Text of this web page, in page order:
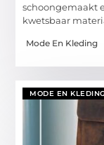
schoongemaakt
kwetsbaar
Mode En Kleding
MODE EN KLEDING